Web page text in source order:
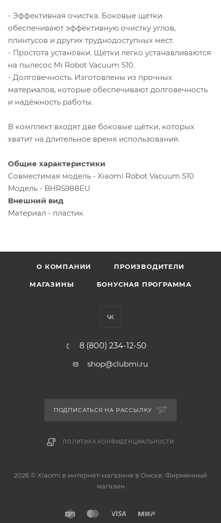
- Эффективная очистка. Боковые щётки
обеспечивают эффективную очистку углов,
плинтусов и других труднодоступных мест.
- Простота установки. Щётки легко устанавливаются
на пылесос Mi Robot Vacuum S10.
- Долговечность. Изготовлены из прочных
материалов, которые обеспечивают долговечность
и надёжность работы.
В комплект входят две боковые щётки, которых
хватит на длительное время использования.
Общие характеристики
Совместимая модель - Xiaomi Robot Vacuum S10
Модель - BHR5988EU
Внешний вид
Материал - пластик
О КОМПАНИИ ПРОИЗВОДИТЕЛИ
МАГАЗИНЫ БОНУСНАЯ ПРОГРАММА
8 (800) 234-12-50
shop@clubmi.ru
ПОДПИСАТЬСЯ НА РАССЫЛКУ
ПОЛИТИКА КОНФИДЕНЦИАЛЬНОСТИ
2026 © Xiaomi в интернет-магазине в Омске. Фирменный
магазин